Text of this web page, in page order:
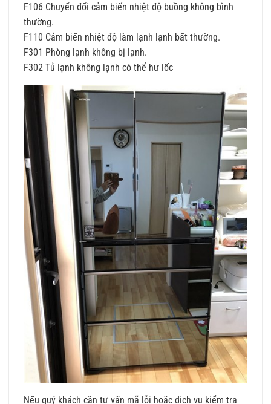
F106 Chuyển đổi cảm biến nhiệt độ buồng không bình
thường.
F110 Cảm biến nhiệt độ làm lạnh lạnh bất thường.
F301 Phòng lạnh không bị lạnh.
F302 Tủ lạnh không lạnh có thể hư lốc
Nếu quý khách cần tư vấn mã lỗi hoặc dịch vụ kiểm tra